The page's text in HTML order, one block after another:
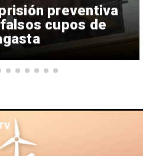
preventiva
cupos de